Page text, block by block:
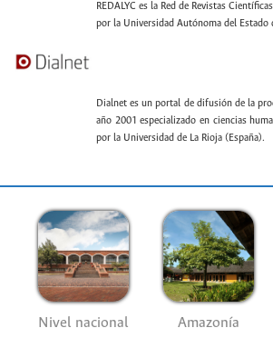
REDALYC es la Red de Revistas
por la Universidad Autónoma del Estado
Dialnet es un portal de difusión de la
año 2001 especializado en ciencias
por la Universidad de La Rioja (España).
Nivel nacional Amazonía